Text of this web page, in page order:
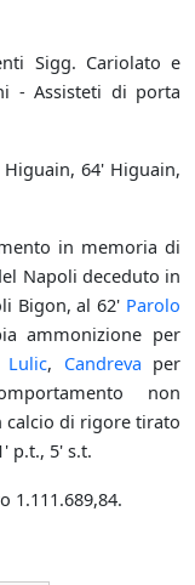
Sigg. Cariolato e
- Assisteti di porta
Higuain, 64' Higuain,
in memoria di
Napoli deceduto in
Bigon, al 62' Parolo
ammonizione per
Lulic, Candreva per
non
calcio di rigore tirato
p.t., 5' s.t.
1.111.689,84.